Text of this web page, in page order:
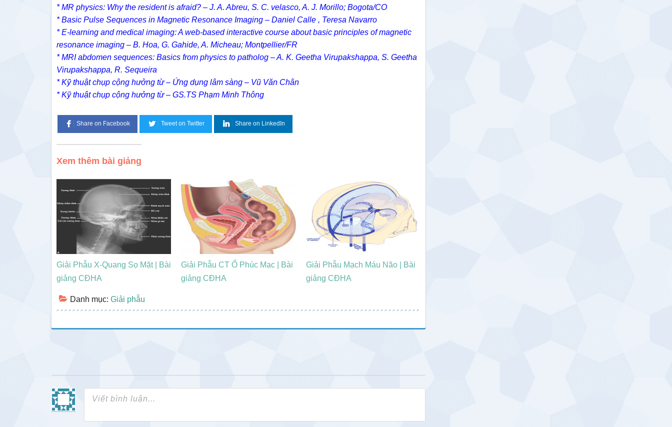
* MR physics: Why the resident is afraid? – J. A. Abreu, S. C. velasco, A. J. Morillo; Bogota/CO
* Basic Pulse Sequences in Magnetic Resonance Imaging – Daniel Calle , Teresa Navarro
* E-learning and medical imaging: A web-based interactive course about basic principles of magnetic
resonance imaging – B. Hoa, G. Gahide, A. Micheau; Montpellier/FR
* MRI abdomen sequences: Basics from physics to patholog – A. K. Geetha Virupakshappa, S. Geetha
Virupakshappa, R. Sequeira
* Kỹ thuật chụp cộng hưởng từ – Ứng dụng lâm sàng – Vũ Văn Chân
* Kỹ thuật chụp cộng hưởng từ – GS.TS Phạm Minh Thông
Share on Facebook Tweet on Twitter Share on LinkedIn
Xem thêm bài giảng
Giải Phẫu X-Quang Sọ Mặt | Bài
giảng CĐHA
Giải Phẫu CT Ổ Phúc Mạc | Bài
giảng CĐHA
Giải Phẫu Mạch Máu Não | Bài
giảng CĐHA
Danh mục: Giải phẫu